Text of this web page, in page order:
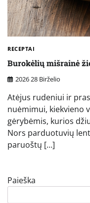
RECEPTAI
Burokėlių mišrainė
2026 28 Birželio
Atėjus rudeniui ir
nuėmimui, kiekvieno
gėrybėmis, kurios
Nors parduotuvių
paruoštų […]
Paieška